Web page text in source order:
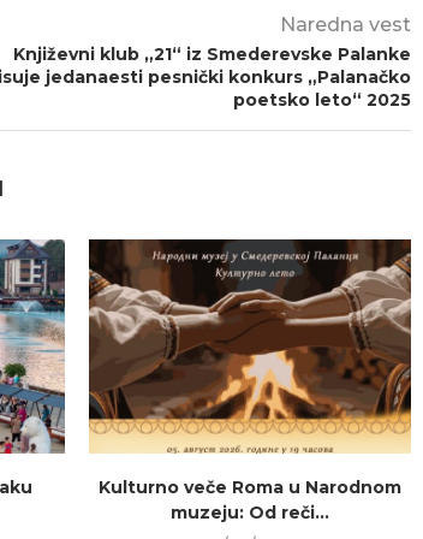
Naredna vest
Književni klub „21“ iz Smederevske Palanke
jedanaesti pesnički konkurs „Palanačko
poetsko leto“ 2025
Kulturno veče Roma u Narodnom
muzeju: Od reči...